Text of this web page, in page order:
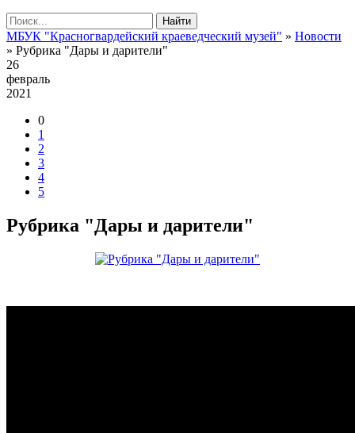
Найти
МБУК "Красногвардейский краеведческий музей" » Новости
» Рубрика "Дары и дарители"
26
февраль
2021
0
1
2
3
4
5
Рубрика "Дары и дарители"